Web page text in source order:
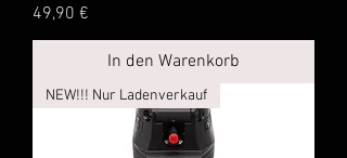
Preis
49,90 €
In den Warenkorb
NEW!!! Nur Ladenverkauf